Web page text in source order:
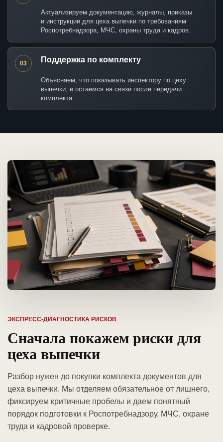
Актуализируем документацию, журналы, приказы
и инструкции для цеха выпечки по требованиям
Роспотребнадзора, МЧС, охраны труда и кадров.
03 Поддержка по комплекту
Объясняем, что показывать инспектору по цеху
выпечки, и остаемся на связи после передачи
комплекта.
ЭКСПРЕСС-ДИАГНОСТИКА РИСКОВ
Сначала покажем риски для
цеха выпечки
Разбор нужен до покупки комплекта документов для
цеха выпечки. Мы отделяем обязательное от лишнего,
фиксируем критичные пробелы и даем понятный
порядок подготовки к Роспотребнадзору, МЧС, охране
труда и кадровой проверке.